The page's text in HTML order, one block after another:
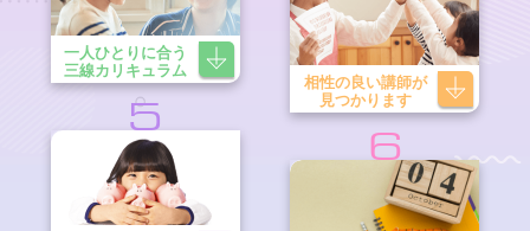
一人ひとりに合う
三線カリキュラム
相性の良い講師が
見つかります
5
6